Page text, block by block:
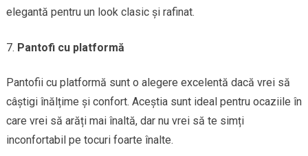
elegantă pentru un look clasic și rafinat.
Pantofi cu platformă
Pantofii cu platformă sunt o alegere excelentă dacă vrei să
câștigi înălțime și confort. Aceștia sunt ideal pentru ocaziile în
care vrei să arăți mai înaltă, dar nu vrei să te simți
inconfortabil pe tocuri foarte înalte.